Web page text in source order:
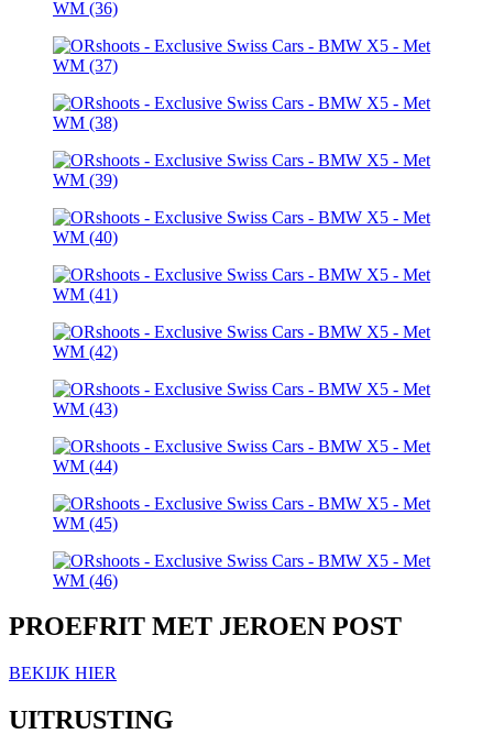
PROEFRIT MET JEROEN POST
BEKIJK HIER
UITRUSTING